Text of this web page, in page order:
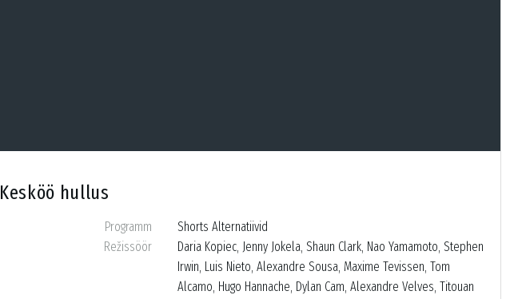
Kesköö hullus
Programm
Shorts Alternatiivid
Režissöör
Daria Kopiec, Jenny Jokela, Shaun Clark, Nao Yamamoto, Stephen
Irwin, Luis Nieto, Alexandre Sousa, Maxime Tevissen, Tom
Alcamo, Hugo Hannache, Dylan Cam, Alexandre Velves, Titouan